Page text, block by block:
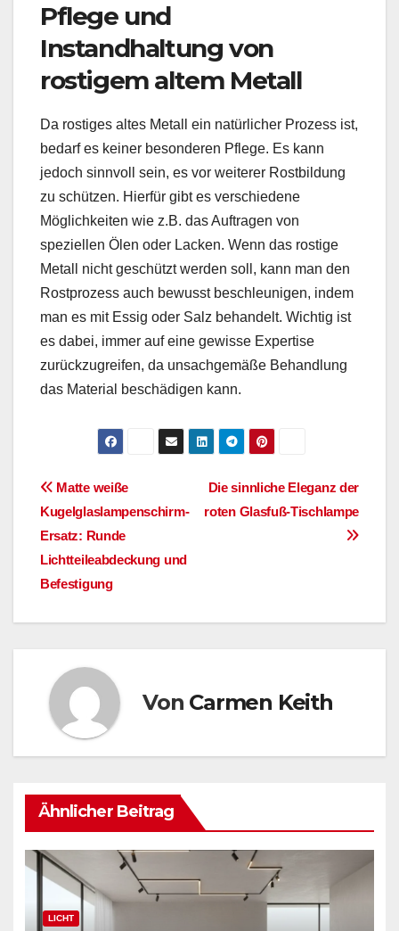
Pflege und
Instandhaltung von
rostigem altem Metall
Da rostiges altes Metall ein natürlicher Prozess ist,
bedarf es keiner besonderen Pflege. Es kann
jedoch sinnvoll sein, es vor weiterer Rostbildung
zu schützen. Hierfür gibt es verschiedene
Möglichkeiten wie z.B. das Auftragen von
speziellen Ölen oder Lacken. Wenn das rostige
Metall nicht geschützt werden soll, kann man den
Rostprozess auch bewusst beschleunigen, indem
man es mit Essig oder Salz behandelt. Wichtig ist
es dabei, immer auf eine gewisse Expertise
zurückzugreifen, da unsachgemäße Behandlung
das Material beschädigen kann.
Beitragsnavigation
Die sinnliche Eleganz der
roten Glasfuß-Tischlampe
Matte weiße
Kugelglaslampenschirm-
Ersatz: Runde
Lichtteileabdeckung und
Befestigung
Von Carmen Keith
Ähnlicher Beitrag
LICHT